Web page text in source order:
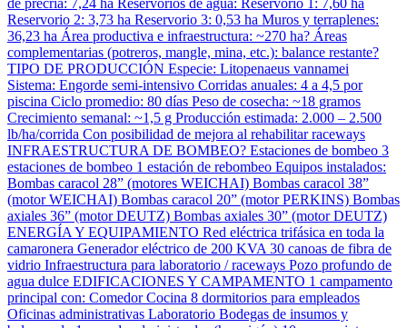
Reservorio 2: 3,73 ha Reservorio 3: 0,53 ha Muros y terraplenes:
36,23 ha Área productiva e infraestructura: ~270 ha? Áreas
complementarias (potreros, mangle, mina, etc.): balance restante?
TIPO DE PRODUCCIÓN Especie: Litopenaeus vannamei
Sistema: Engorde semi-intensivo Corridas anuales: 4 a 4,5 por
piscina Ciclo promedio: 80 días Peso de cosecha: ~18 gramos
Crecimiento semanal: ~1,5 g Producción estimada: 2.000 – 2.500
lb/ha/corrida Con posibilidad de mejora al rehabilitar raceways
INFRAESTRUCTURA DE BOMBEO? Estaciones de bombeo 3
estaciones de bombeo 1 estación de rebombeo Equipos instalados:
Bombas caracol 28” (motores WEICHAI) Bombas caracol 38”
(motor WEICHAI) Bombas caracol 20” (motor PERKINS) Bombas
axiales 36” (motor DEUTZ) Bombas axiales 30” (motor DEUTZ)
ENERGÍA Y EQUIPAMIENTO Red eléctrica trifásica en toda la
camaronera Generador eléctrico de 200 KVA 30 canoas de fibra de
vidrio Infraestructura para laboratorio / raceways Pozo profundo de
agua dulce EDIFICACIONES Y CAMPAMENTO 1 campamento
principal con: Comedor Cocina 8 dormitorios para empleados
Oficinas administrativas Laboratorio Bodegas de insumos y